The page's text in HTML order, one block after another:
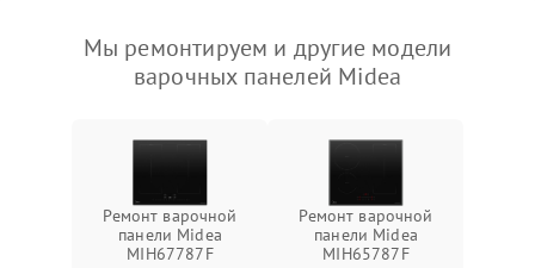
Мы ремонтируем и другие модели
варочных панелей Midea
Ремонт варочной
панели Midea
MIH67787F
Ремонт варочной
панели Midea
MIH65787F